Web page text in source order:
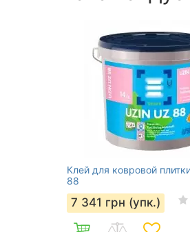
Клей для ковровой
88
7 341 грн (упк.)